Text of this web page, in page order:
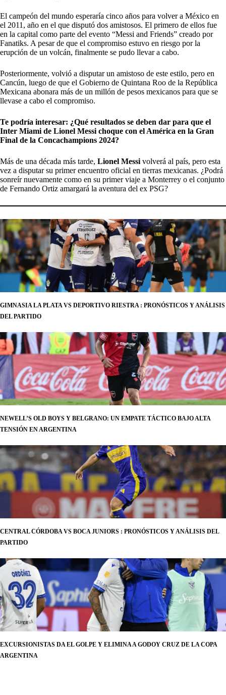
El campeón del mundo esperaría cinco años para volver a México en
el 2011, año en el que disputó dos amistosos. El primero de ellos fue
en la capital como parte del evento “Messi and Friends” creado por
Fanatiks. A pesar de que el compromiso estuvo en riesgo por la
erupción de un volcán, finalmente se pudo llevar a cabo.
Posteriormente, volvió a disputar un amistoso de este estilo, pero en
Cancún, luego de que el Gobierno de Quintana Roo de la República
Mexicana abonara más de un millón de pesos mexicanos para que se
llevase a cabo el compromiso.
Te podría interesar: ¿Qué resultados se deben dar para que el
Inter Miami de Lionel Messi choque con el América en la Gran
Final de la Concachampions 2024?
Más de una década más tarde, Lionel Messivolverá al país, pero esta
vez a disputar su primer encuentro oficial en tierras mexicanas. ¿Podrá
sonreír nuevamente como en su primer viaje a Monterrey o el conjunto
de Fernando Ortiz amargará la aventura del ex PSG?
GIMNASIA LA PLATA VS DEPORTIVO RIESTRA : PRONÓSTICOS Y ANÁLISIS
DEL PARTIDO
NEWELL’S OLD BOYS Y BELGRANO: UN EMPATE TÁCTICO BAJO ALTA
TENSIÓN EN ARGENTINA
CENTRAL CÓRDOBA VS BOCA JUNIORS : PRONÓSTICOS Y ANÁLISIS DEL
PARTIDO
EXCURSIONISTAS DA EL GOLPE Y ELIMINA A GODOY CRUZ DE LA COPA
ARGENTINA